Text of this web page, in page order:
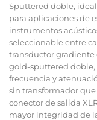
Sputtered doble,
para aplicaciones de
instrumentos
seleccionable entre
transductor gradiente
gold-sputtered
frecuencia y
sin transformador
conector de salida
mayor integridad de